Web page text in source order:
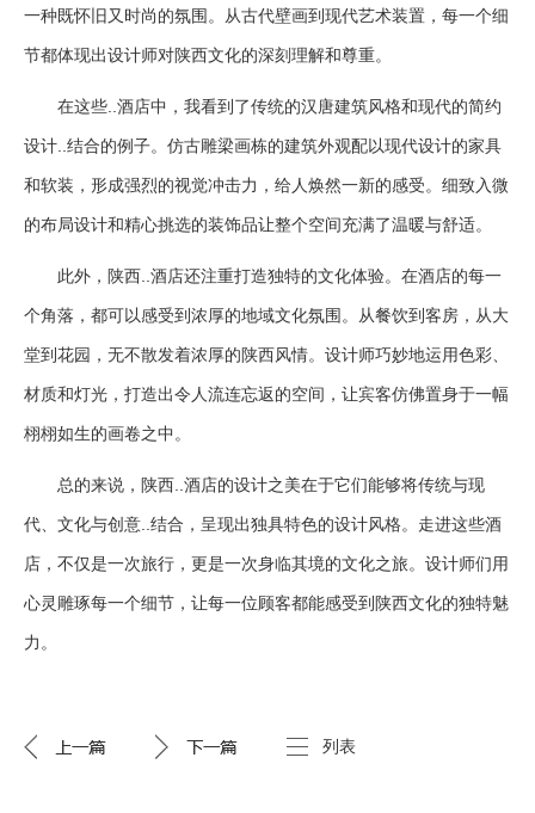
一种既怀旧又时尚的氛围。从古代壁画到现代艺术装置，每一个细
节都体现出设计师对陕西文化的深刻理解和尊重。
在这些..酒店中，我看到了传统的汉唐建筑风格和现代的简约
设计..结合的例子。仿古雕梁画栋的建筑外观配以现代设计的家具
和软装，形成强烈的视觉冲击力，给人焕然一新的感受。细致入微
的布局设计和精心挑选的装饰品让整个空间充满了温暖与舒适。
此外，陕西..酒店还注重打造独特的文化体验。在酒店的每一
个角落，都可以感受到浓厚的地域文化氛围。从餐饮到客房，从大
堂到花园，无不散发着浓厚的陕西风情。设计师巧妙地运用色彩、
材质和灯光，打造出令人流连忘返的空间，让宾客仿佛置身于一幅
栩栩如生的画卷之中。
总的来说，陕西..酒店的设计之美在于它们能够将传统与现
代、文化与创意..结合，呈现出独具特色的设计风格。走进这些酒
店，不仅是一次旅行，更是一次身临其境的文化之旅。设计师们用
心灵雕琢每一个细节，让每一位顾客都能感受到陕西文化的独特魅
力。
列表